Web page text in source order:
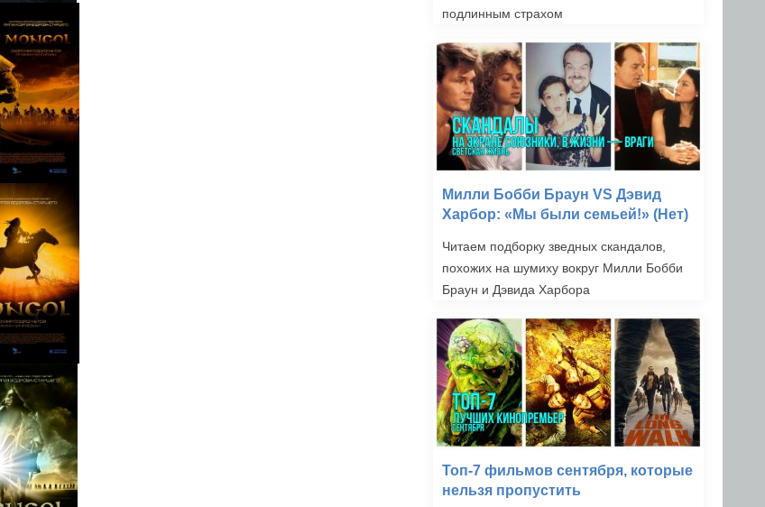
подлинным страхом
Милли Бобби Браун VS Дэвид
Харбор: «Мы были семьей!» (Нет)
Читаем подборку зведных скандалов,
похожих на шумиху вокруг Милли Бобби
Браун и Дэвида Харбора
Топ-7 фильмов сентября, которые
нельзя пропустить